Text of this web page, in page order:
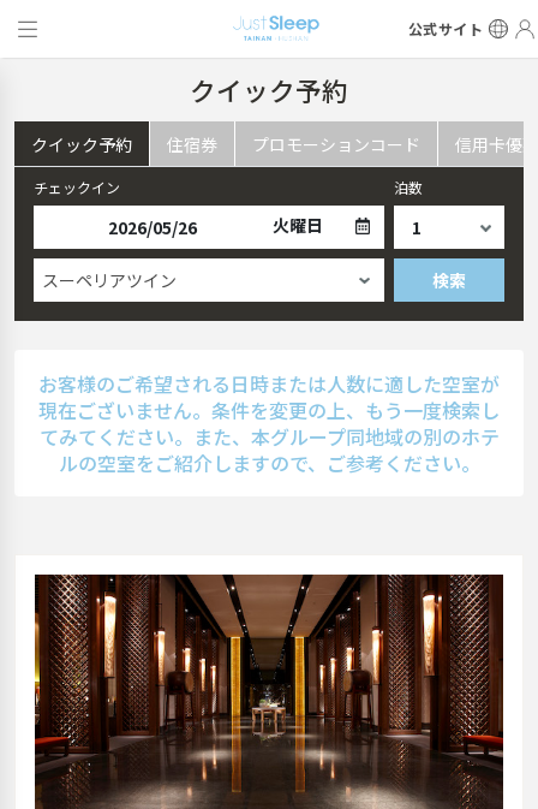
公式サイト
クイック予約
クイック予約 住宿券 プロモーションコード 信用卡優惠
チェックイン
火曜日
泊数
スーペリアツイン 検索
お客様のご希望される日時または人数に適した空室が
現在ございません。条件を変更の上、もう一度検索し
てみてください。また、本グループ同地域の別のホテ
ルの空室をご紹介しますので、ご参考ください。